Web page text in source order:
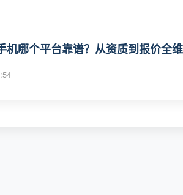
机哪个平台靠谱？从资质到报价全